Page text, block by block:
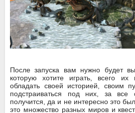
После запуска вам нужно будет
которую хотите играть, всего
обладать своей историей, своим
подстраиваться под них, за все
получится, да и не интересно это
это множество разных миров и